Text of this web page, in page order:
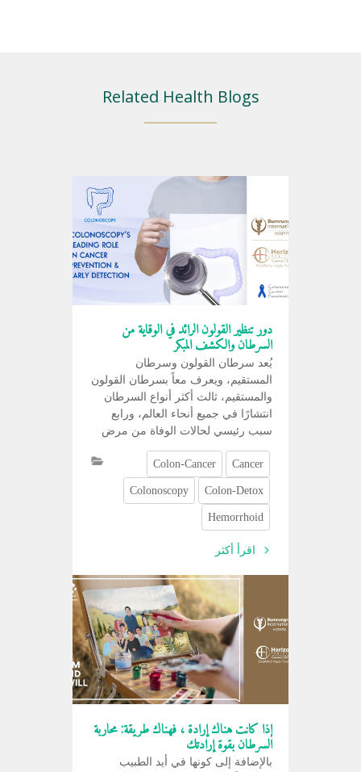
Related Health Blogs
دور تنظير القولون الرائد في الوقاية من
السرطان والكشف المبكر
يُعد سرطان القولون وسرطان
المستقيم، ويعرف معاً بسرطان القولون
والمستقيم، ثالث أكثر أنواع السرطان
انتشارًا في جميع أنحاء العالم، ورابع
سبب رئيسي لحالات الوفاة من مرض
السرطان
Cancer
Colon-Cancer
Colon-Detox
Colonoscopy
Hemorrhoid
اقرأ أكثر
إذا كانت هناك إرادة ، فهناك طريقة: محاربة
السرطان بقوة إرادتك
بالإضافة إلى كونها في أيد الطبيب